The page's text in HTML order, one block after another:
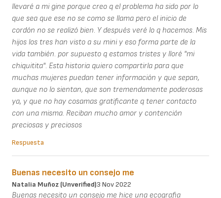
llevaré a mi gine porque creo q el problema ha sido por lo
que sea que ese no se como se llama pero el inicio de
cordón no se realizó bien. Y después veré lo q hacemos. Mis
hijos los tres han visto a su mini y eso forma parte de la
vida también. por supuesto q estamos tristes y lloré "mi
chiquitita". Esta historia quiero compartirla para que
muchas mujeres puedan tener información y que sepan,
aunque no lo sientan, que son tremendamente poderosas
ya, y que no hay cosamas gratificante q tener contacto
con una misma. Reciban mucho amor y contención
preciosas y preciosos
Respuesta
Buenas necesito un consejo me
Natalia Muñoz (unverified)3 Nov 2022
Buenas necesito un consejo me hice una ecografia